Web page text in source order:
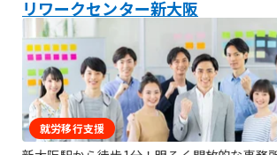
リワークセンター新大阪
就労移行支援